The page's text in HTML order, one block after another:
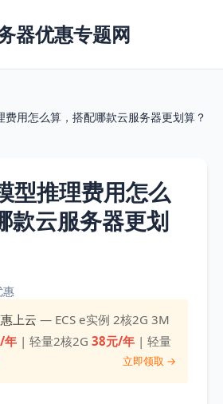
器优惠专题网
用怎么算，搭配哪款云服务器更划算？
型推理费用怎么
款云服务器更划
惠
上云 — ECS e实例 2核2G 3M
年 | 轻量2核2G38元/年 | 轻量
立即领取 →